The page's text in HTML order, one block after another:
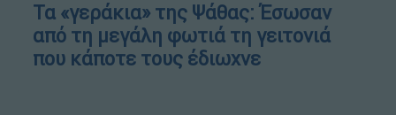
Τα «γεράκια» της Ψάθας: Έσωσαν
από τη μεγάλη φωτιά τη γειτονιά
που κάποτε τους έδιωχνε